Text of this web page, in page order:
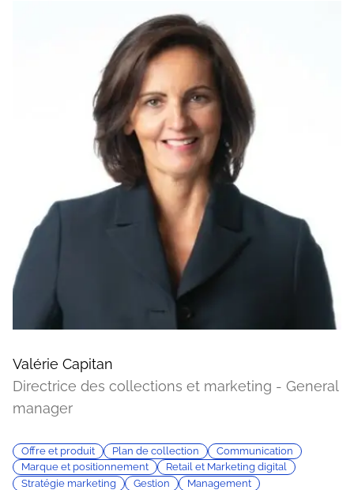
Valérie Capitan
Directrice des collections et marketing - General
manager
Offre et produit Plan de collection
Communication
Marque et positionnement
Retail et Marketing digital
Stratégie marketing
Gestion Management